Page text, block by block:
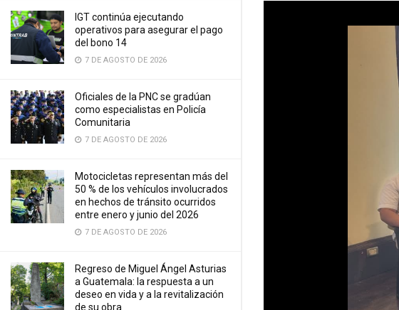
IGT continúa ejecutando
operativos para asegurar el pago
del bono 14
7 DE AGOSTO DE 2026
Oficiales de la PNC se gradúan
como especialistas en Policía
Comunitaria
7 DE AGOSTO DE 2026
Motocicletas representan más del
50 % de los vehículos involucrados
en hechos de tránsito ocurridos
entre enero y junio del 2026
7 DE AGOSTO DE 2026
Regreso de Miguel Ángel Asturias
a Guatemala: la respuesta a un
deseo en vida y a la revitalización
de su obra